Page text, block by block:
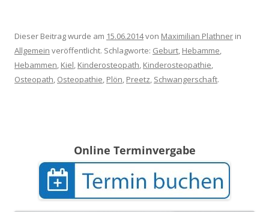
Dieser Beitrag wurde am 15.06.2014von Maximilian Plathner in
Allgemein veröffentlicht. Schlagworte: Geburt Hebamme
Hebammen Kiel Kinderosteopath Kinderosteopathie
Osteopath Osteopathie Plön Preetz Schwangerschaft.
Online Terminvergabe